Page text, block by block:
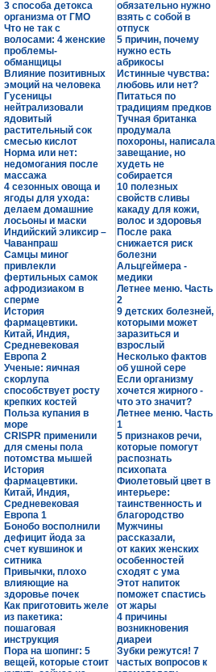
3 способа детокса
организма от ГМО
Что не так с
волосами: 4 женские
проблемы-
обманщицы
Влияние позитивных
эмоций на человека
Гусеницы
нейтрализовали
ядовитый
растительный сок
смесью кислот
Норма или нет:
недомогания после
массажа
4 сезонных овоща и
ягоды для ухода:
делаем домашние
лосьоны и маски
Индийский эликсир –
Чаванпраш
Самцы миног
привлекли
фертильных самок
афродизиаком в
сперме
История
фармацевтики.
Китай, Индия,
Средневековая
Европа 2
Ученые: яичная
скорлупа
способствует росту
крепких костей
Польза купания в
море
CRISPR применили
для смены пола
потомства мышей
История
фармацевтики.
Китай, Индия,
Средневековая
Европа 1
Бонобо восполнили
дефицит йода за
счет кувшинок и
ситника
Привычки, плохо
влияющие на
здоровье почек
Как приготовить желе
из пакетика:
пошаговая
инструкция
Пора на шопинг: 5
вещей, которые стоит
обязательно нужно
взять с собой в
отпуск
5 причин, почему
нужно есть
абрикосы
Истинные чувства:
любовь или нет?
Питаться по
традициям предков
Тучная британка
продумала
похороны, написала
завещание, но
худеть не
собирается
10 полезных
свойств сливы
какаду для кожи,
волос и здоровья
После рака
снижается риск
болезни
Альцгеймера -
медики
Летнее меню. Часть
2
9 детских болезней,
которыми может
заразиться и
взрослый
Несколько фактов
об ушной сере
Если организму
хочется жирного -
что это значит?
Летнее меню. Часть
1
5 признаков речи,
которые помогут
распознать
психопата
Фиолетовый цвет в
интерьере:
таинственность и
благородство
Мужчины
рассказали,
от каких женских
особенностей
сходят с ума
Этот напиток
поможет спастись
от жары
4 причины
возникновения
диареи
Зубки режутся! 7
частых вопросов к